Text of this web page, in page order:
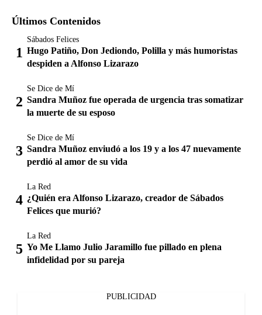
Últimos Contenidos
Sábados Felices
Hugo Patiño, Don Jediondo, Polilla y más humoristas
despiden a Alfonso Lizarazo
Se Dice de Mí
Sandra Muñoz fue operada de urgencia tras somatizar
la muerte de su esposo
Se Dice de Mí
Sandra Muñoz enviudó a los 19 y a los 47 nuevamente
perdió al amor de su vida
La Red
¿Quién era Alfonso Lizarazo, creador de Sábados
Felices que murió?
La Red
Yo Me Llamo Julio Jaramillo fue pillado en plena
infidelidad por su pareja
PUBLICIDAD